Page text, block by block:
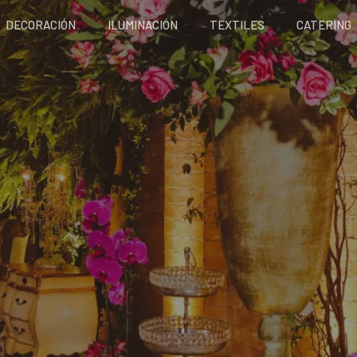
DECORACIÓN ILUMINACIÓN TEXTILES CATERING